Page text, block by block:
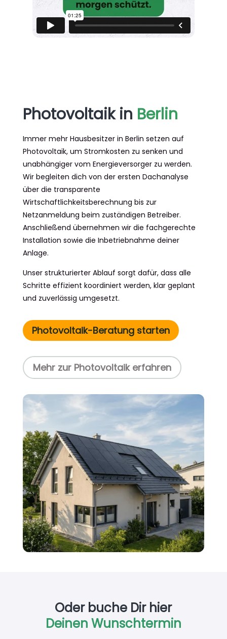
Photovoltaik in Berlin
Immer mehr Hausbesitzer in Berlin setzen auf
Photovoltaik, um Stromkosten zu senken und
unabhängiger vom Energieversorger zu werden.
Wir begleiten dich von der ersten Dachanalyse
über die transparente
Wirtschaftlichkeitsberechnung bis zur
Netzanmeldung beim zuständigen Betreiber.
Anschließend übernehmen wir die fachgerechte
Installation sowie die Inbetriebnahme deiner
Anlage.
Unser strukturierter Ablauf sorgt dafür, dass alle
Schritte effizient koordiniert werden, klar geplant
und zuverlässig umgesetzt.
Photovoltaik-Beratung starten
Mehr zur Photovoltaik erfahren
Oder buche Dir hier
Deinen Wunschtermin